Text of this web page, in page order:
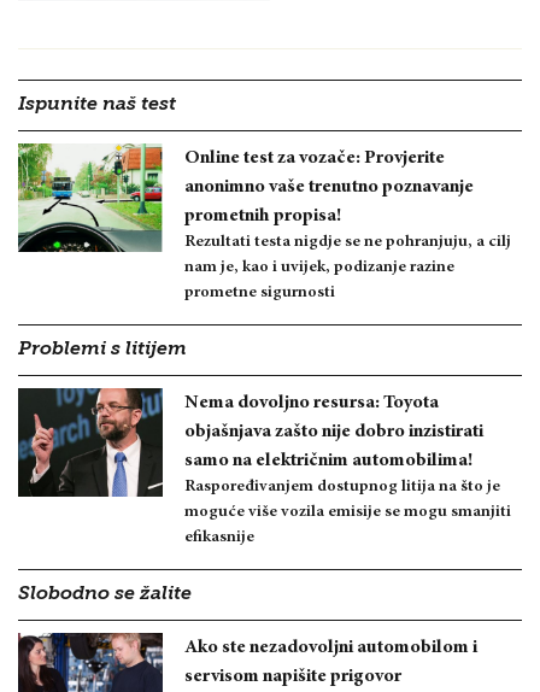
Ispunite naš test
Online test za vozače: Provjerite
anonimno vaše trenutno poznavanje
prometnih propisa!
Rezultati testa nigdje se ne pohranjuju, a cilj
nam je, kao i uvijek, podizanje razine
prometne sigurnosti
Problemi s litijem
Nema dovoljno resursa: Toyota
objašnjava zašto nije dobro inzistirati
samo na električnim automobilima!
Raspoređivanjem dostupnog litija na što je
moguće više vozila emisije se mogu smanjiti
efikasnije
Slobodno se žalite
Ako ste nezadovoljni automobilom i
servisom napišite prigovor